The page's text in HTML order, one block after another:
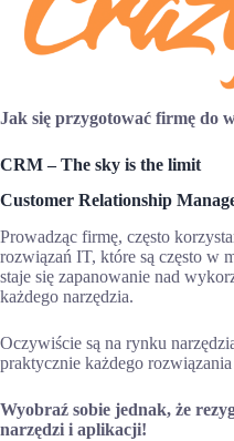
Jak się przygotować firmę do
CRM – The sky is the limit
Customer Relationship
Prowadząc firmę, często
rozwiązań IT, które są często w
staje się zapanowanie nad
każdego narzędzia.
Oczywiście są na rynku
praktycznie każdego
Wyobraź sobie jednak, że
narzędzi i aplikacji!